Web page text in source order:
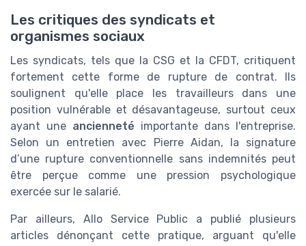
Les critiques des syndicats et
organismes sociaux
Les syndicats, tels que la CSG et la CFDT, critiquent
fortement cette forme de rupture de contrat. Ils
soulignent qu'elle place les travailleurs dans une
position vulnérable et désavantageuse, surtout ceux
ayant une ancienneté importante dans l'entreprise.
Selon un entretien avec Pierre Aidan, la signature
d’une rupture conventionnelle sans indemnités peut
être perçue comme une pression psychologique
exercée sur le salarié.
Par ailleurs, Allo Service Public a publié plusieurs
articles dénonçant cette pratique, arguant qu'elle